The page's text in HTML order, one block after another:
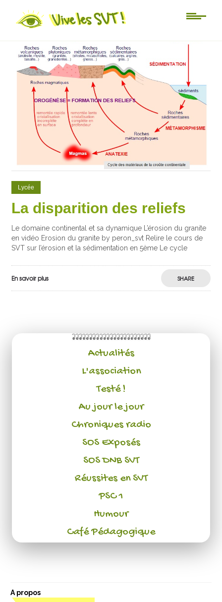
Lycée
La disparition des reliefs
Le domaine continental et sa dynamique L’érosion du granite
en vidéo Erosion du granite by peron_svt Relire le cours de
SVT sur l’érosion et la sédimentation en 5ème Le cycle
En savoir plus SHARE
Actualités
L'association
Testé !
Au jour le jour
Chroniques radio
SOS Exposés
SOS DNB SVT
Réussites en SVT
PSC 1
Humour
Café Pédagogique
A propos